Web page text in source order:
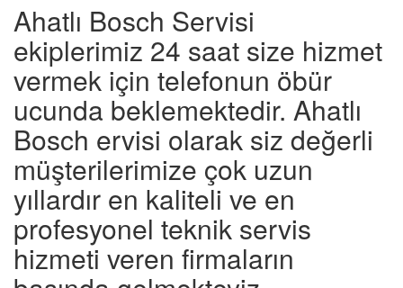
Ahatlı Bosch Servisi
ekiplerimiz 24 saat size hizmet
vermek için telefonun öbür
ucunda beklemektedir. Ahatlı
Bosch ervisi olarak siz değerli
müşterilerimize çok uzun
yıllardır en kaliteli ve en
profesyonel teknik servis
hizmeti veren firmaların